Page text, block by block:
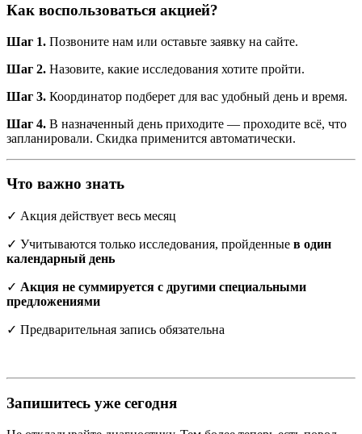
Как воспользоваться акцией?
Шаг 1. Позвоните нам или оставьте заявку на сайте.
Шаг 2. Назовите, какие исследования хотите пройти.
Шаг 3. Координатор подберет для вас удобный день и время.
Шаг 4. В назначенный день приходите — проходите всё, что
запланировали. Скидка применится автоматически.
Что важно знать
✓ Акция действует весь месяц
✓ Учитываются только исследования, пройденные в один
календарный день
✓ Акция не суммируется с другими специальными
предложениями
✓ Предварительная запись обязательна
Запишитесь уже сегодня